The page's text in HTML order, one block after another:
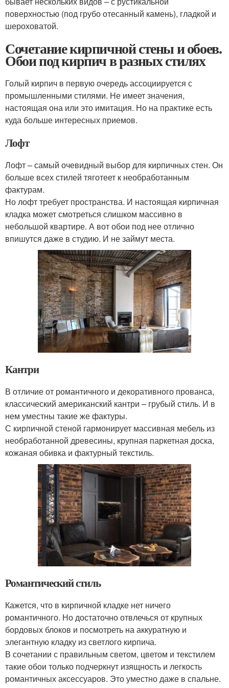
поверхностью (под грубо отесанный камень), гладкой и
шероховатой.
Сочетание кирпичной стены и обоев.
Обои под кирпич в разных стилях
Голый кирпич в первую очередь ассоциируется с
промышленными стилями. Не имеет значения,
настоящая она или это имитация. Но на практике есть
куда больше интересных приемов.
Лофт
Лофт – самый очевидный выбор для кирпичных стен. Он
больше всех стилей тяготеет к необработанным
фактурам.
Но лофт требует пространства. И настоящая кирпичная
кладка может смотреться слишком массивно в
небольшой квартире. А вот обои под нее отлично
впишутся даже в студию. И не займут места.
Кантри
В отличие от романтичного и декоративного прованса,
классический американский кантри – грубый стиль. И в
нем уместны такие же фактуры.
С кирпичной стеной гармонирует массивная мебель из
необработанной древесины, крупная паркетная доска,
кожаная обивка и фактурный текстиль.
Романтический стиль
Кажется, что в кирпичной кладке нет ничего
романтичного. Но достаточно отвлечься от крупных
бордовых блоков и посмотреть на аккуратную и
элегантную кладку из светлого кирпича.
В сочетании с правильным светом, цветом и текстилем
такие обои только подчеркнут изящность и легкость
романтичных аксессуаров. Это уместно даже в спальне.